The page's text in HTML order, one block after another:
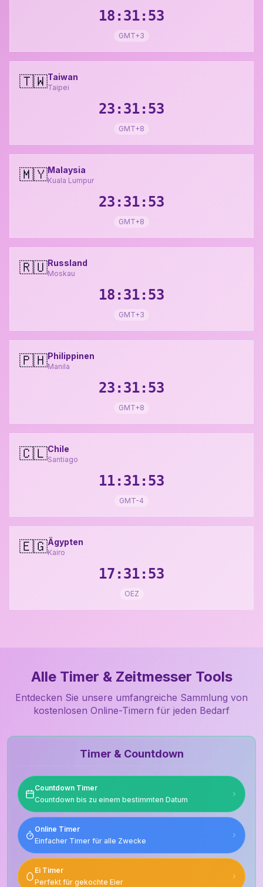
18:31:54
GMT+3
🇹🇼Taiwan
Taipei
23:31:54
GMT+8
🇲🇾Malaysia
Kuala Lumpur
23:31:54
GMT+8
🇷🇺Russland
Moskau
18:31:54
GMT+3
🇵🇭Philippinen
Manila
23:31:54
GMT+8
🇨🇱Chile
Santiago
11:31:54
GMT-4
🇪🇬Ägypten
Kairo
17:31:54
OEZ
Alle Timer & Zeitmesser Tools
Entdecken Sie unsere umfangreiche Sammlung von
kostenlosen Online-Timern für jeden Bedarf
Timer & Countdown
Countdown Timer
Countdown bis zu einem bestimmten Datum
Online Timer
Einfacher Timer für alle Zwecke
Ei Timer
Perfekt für gekochte Eier